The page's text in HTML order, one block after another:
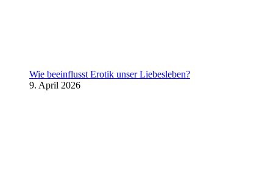
Wie beeinflusst Erotik unser Liebesleben?
9. April 2026